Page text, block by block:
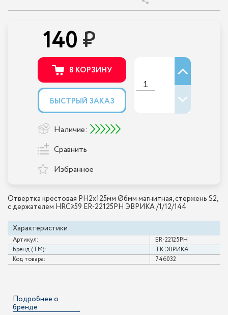
Отвертка крестовая PH2х125мм Ø6мм магнитная, стержень S2,
с держателем HRC≥59 ER-22125PH ЭВРИКА /1/12/144
Характеристики
Артикул:
ER-22125PH
Бренд (ТМ):
ТК ЭВРИКА
Код товара:
746032
140
В КОРЗИНУ
БЫСТРЫЙ ЗАКАЗ
Наличие:
Сравнить
Избранное
Подробнее о
бренде